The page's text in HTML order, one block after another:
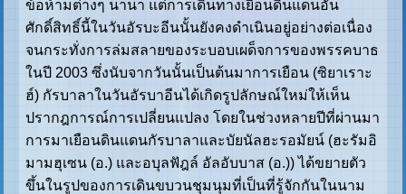
ข้อห้ามต่างๆ นานา แต่การเดินทางเยือนดินแดนอัน
ศักดิ์สิทธิ์นี้ในวันอัรบะอีนนั้นยังคงดำเนินอยู่อย่างต่อเนื่อง
จนกระทั่งการล่มสลายของระบอบเผด็จการของพรรคบาธ
ในปี 2003 ซึ่งนับจากวันนั้นเป็นต้นมาการเยือน (ซิยาเราะ
ฮ์) กัรบาลาในวันอัรบาอีนได้เกิดรูปลักษณ์ใหม่ให้เห็น
ปรากฎการณ์การเปลี่ยนแปลง โดยในช่วงหลายปีที่ผ่านมา
การมาเยือนดินแดนกัรบาลาและบัยนัลฮะรอมัยน์ (ฮะรัมอิ
มามฮุเซน (อ.) และอบุลฟัฎล์ อัลอับบาส (อ.)) ได้ขยายตัว
ขึ้นในรูปของการเดินขบวนชุมนุมที่เป็นที่รู้จักกันในนาม